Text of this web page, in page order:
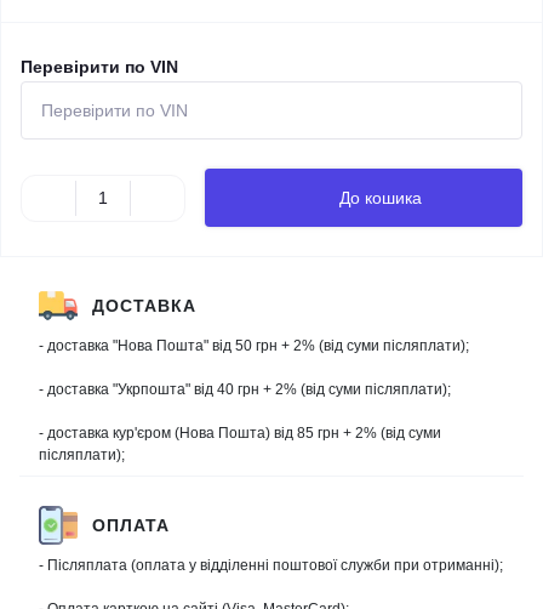
Перевірити по VIN
До кошика
ДОСТАВКА
- доставка "Нова Пошта" від 50 грн + 2% (від суми післяплати);
- доставка "Укрпошта" від 40 грн + 2% (від суми післяплати);
- доставка кур'єром (Нова Пошта) від 85 грн + 2% (від суми
післяплати);
ОПЛАТА
- Післяплата (оплата у відділенні поштової служби при отриманні);